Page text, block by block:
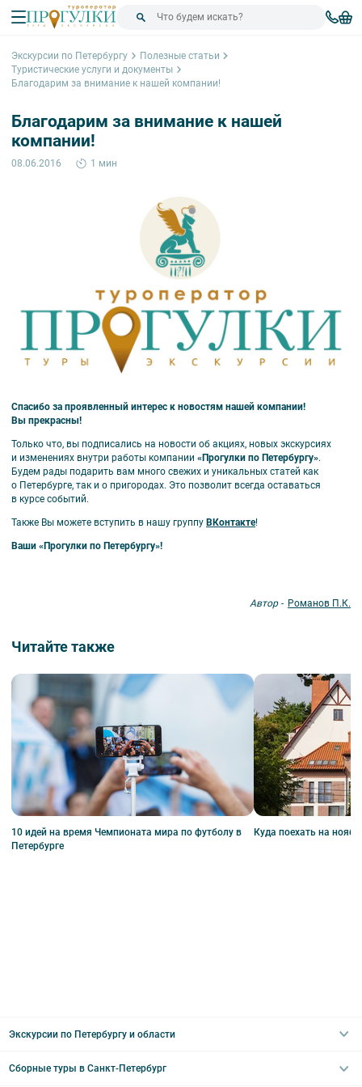
Экскурсии по Петербургу
Полезные статьи
Туристические услуги и документы
Благодарим за внимание к нашей компании!
Благодарим за внимание к нашей
компании!
08.06.2016 1 мин
Спасибо за проявленный интерес к новостям нашей компании!
Вы прекрасны!
Только что, вы подписались на новости об акциях, новых экскурсиях
и изменениях внутри работы компании «Прогулки по Петербургу».
Будем рады подарить вам много свежих и уникальных статей как
о Петербурге, так и о пригородах. Это позволит всегда оставаться
в курсе событий.
Также Вы можете вступить в нашу группу ВКонтакте!
Ваши «Прогулки по Петербургу»!
Автор - Романов П.К.
Читайте также
10 идей на время Чемпионата мира по футболу в
Петербурге
Куда поехать на
Экскурсии по Петербургу и области
Сборные туры в Санкт-Петербург